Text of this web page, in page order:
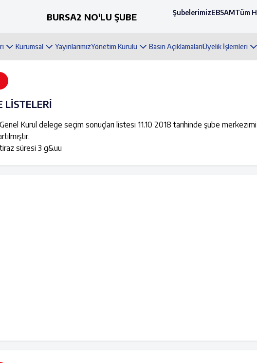
BURSA2 NO'LU ŞUBE ŞubelerimizEBSAMTüm
Kurumsal YayınlarımızYönetim Kurulu Basın AçıklamalarıÜyelik İşlemleri
LİSTELERİ
Kurul delege seçim sonuçları listesi 11.10 2018 tarihinde şube
süresi 3 g&uu